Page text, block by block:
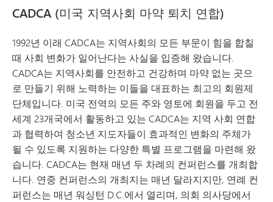
CADCA (미국 지역사회 마약 퇴치 연합)
1992년 이래 CADCA는 지역사회의 모든 부문이 힘을 합칠
때 사회 변화가 일어난다는 사실을 입증해 왔습니다.
CADCA는 지역사회를 안전하고 건강하며 마약 없는 곳으
로 만들기 위해 노력하는 이들을 대표하는 최고의 회원제
단체입니다. 미국 전역의 모든 주와 영토에 회원을 두고 전
세계 23개국에서 활동하고 있는 CADCA는 지역 사회 연합
과 협력하여 청소년 지도자들이 효과적인 변화의 주체가
될 수 있도록 지원하는 다양한 특별 프로그램을 마련해 왔
습니다. CADCA는 현재 매년 두 차례의 컨퍼런스를 개최합
니다. 연중 컨퍼런스의 개최지는 매년 달라지지만, 연례 컨
퍼런스는 매년 워싱턴 D.C.에서 열리며, 의회 의사당에서